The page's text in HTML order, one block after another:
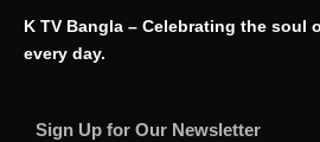
K TV Bangla – Celebrating the soul
every day.
Sign Up for Our Newsletter